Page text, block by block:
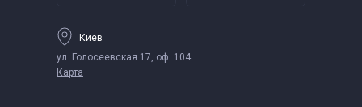
Киев
ул. Голосеевская 17, оф. 104
Карта